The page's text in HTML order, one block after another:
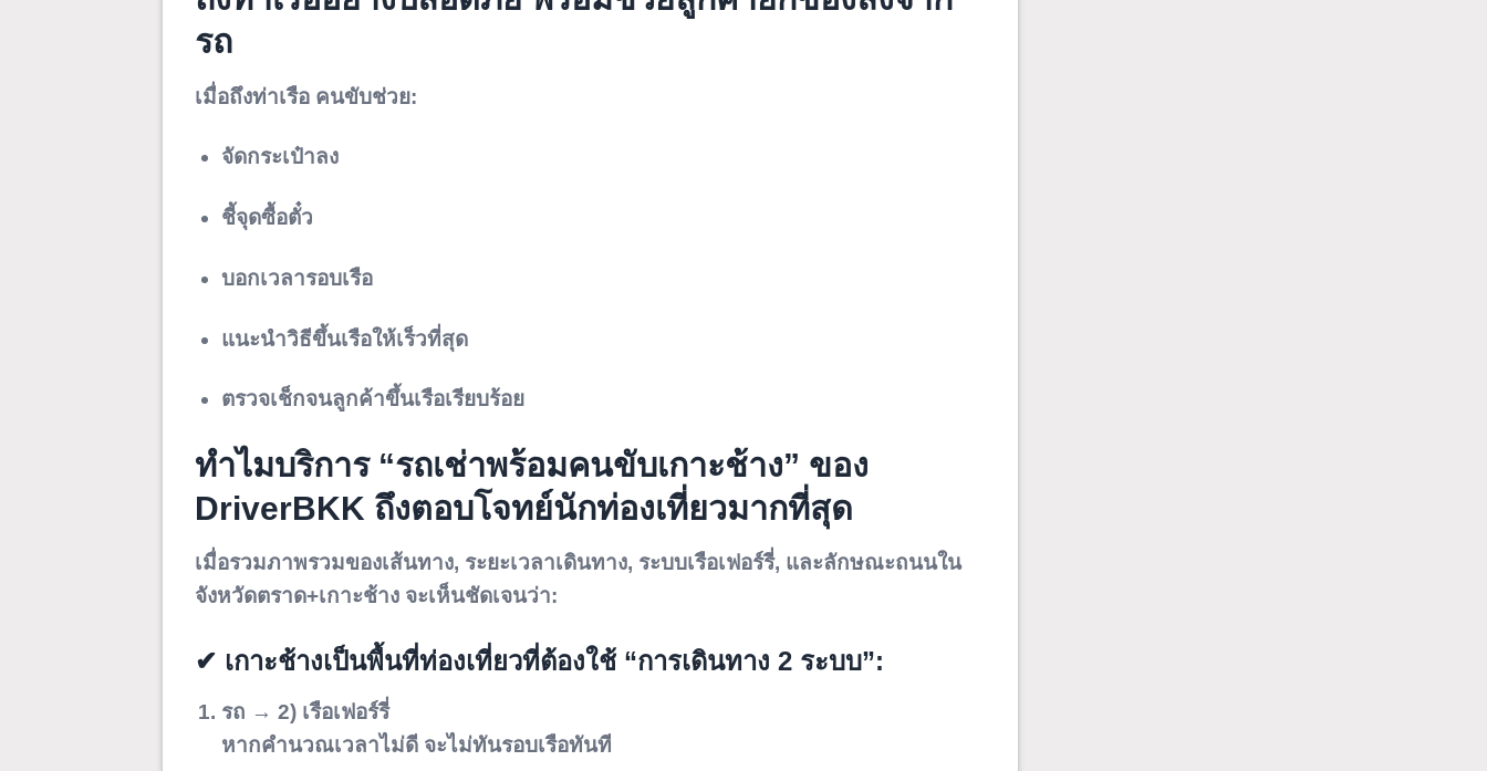
รถ
เมื่อถึงท่าเรือ คนขับช่วย:
จัดกระเป๋าลง
ชี้จุดซื้อตั๋ว
บอกเวลารอบเรือ
แนะนำวิธีขึ้นเรือให้เร็วที่สุด
ตรวจเช็กจนลูกค้าขึ้นเรือเรียบร้อย
ทำไมบริการ “รถเช่าพร้อมคนขับเกาะช้าง” ของ
DriverBKK ถึงตอบโจทย์นักท่องเที่ยวมากที่สุด
เมื่อรวมภาพรวมของเส้นทาง, ระยะเวลาเดินทาง, ระบบเรือเฟอร์รี่, และลักษณะถนนใน
จังหวัดตราด+เกาะช้าง จะเห็นชัดเจนว่า:
✔ เกาะช้างเป็นพื้นที่ท่องเที่ยวที่ต้องใช้ “การเดินทาง 2 ระบบ”:
รถ → 2) เรือเฟอร์รี่
หากคำนวณเวลาไม่ดี จะไม่ทันรอบเรือทันที